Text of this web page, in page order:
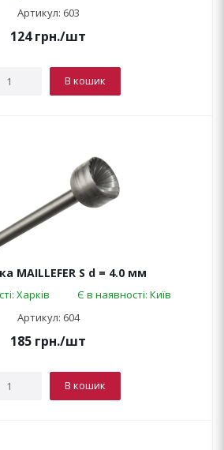
Артикул: 603
124грн./шт
В кошик
MAILLEFER S d = 4.0 мм
Харків
Є в наявності: Київ
Артикул: 604
185 грн./шт
В кошик